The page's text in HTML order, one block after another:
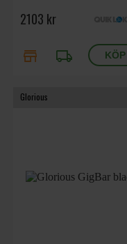
mm, 4 höjdpositioner, maxvikt
2103 kr
store local_shipping
Glorious